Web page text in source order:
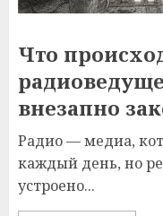
Что
внезапно
Радио — медиа,
каждый день, но
устроено...